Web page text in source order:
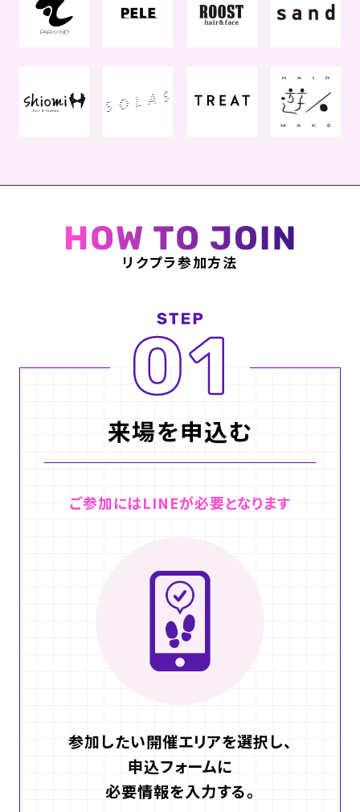
リクプラ参加方法
来場を申込む
ご参加にはLINEが必要となります
参加したい開催エリアを選択し、
申込フォームに
必要情報を入力する。